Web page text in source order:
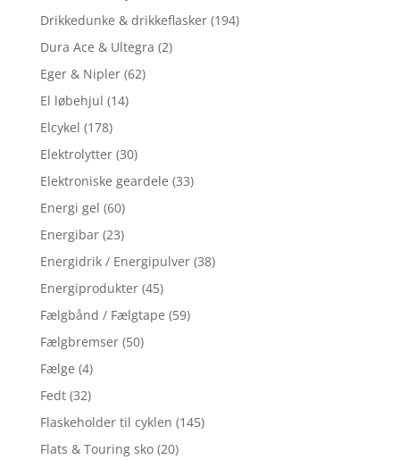
Drikkedunke & drikkeflasker (194)
Dura Ace & Ultegra (2)
Eger & Nipler (62)
El løbehjul (14)
Elcykel (178)
Elektrolytter (30)
Elektroniske geardele (33)
Energi gel (60)
Energibar (23)
Energidrik / Energipulver (38)
Energiprodukter (45)
Fælgbånd / Fælgtape (59)
Fælgbremser (50)
Fælge (4)
Fedt (32)
Flaskeholder til cyklen (145)
Flats & Touring sko (20)